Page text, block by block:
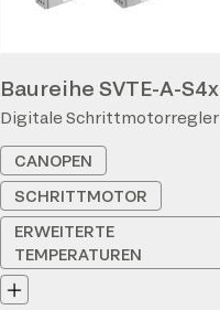
Baureihe SVTE-A-S4x
Digitale Schrittmotorregler
CANOPEN
SCHRITTMOTOR
ERWEITERTE
TEMPERATUREN